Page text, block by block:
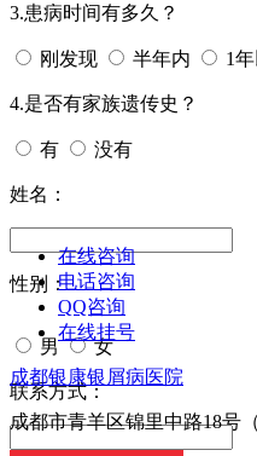
3.患病时间有多久？
刚发现 半年内 1
4.是否有家族遗传史？
有 没有
姓名：
性别：
男 女
今天日期：
联系方式：
在线咨询
电话咨询
QQ咨询
在线挂号
成都银康银屑病医院
成都市青羊区锦里中路18号